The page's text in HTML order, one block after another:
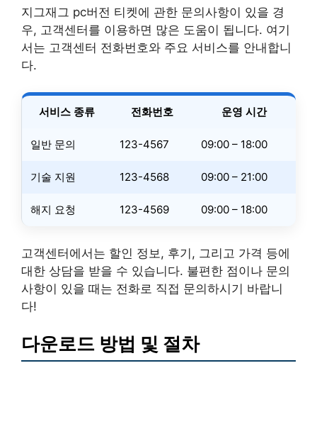
지그재그 pc버전 티켓에 관한 문의사항이 있을 경
우, 고객센터를 이용하면 많은 도움이 됩니다. 여기
서는 고객센터 전화번호와 주요 서비스를 안내합니
다.
서비스 종류 전화번호 운영 시간
일반 문의 123-4567 09:00 – 18:00
기술 지원 123-4568 09:00 – 21:00
해지 요청 123-4569 09:00 – 18:00
고객센터에서는 할인 정보, 후기, 그리고 가격 등에
대한 상담을 받을 수 있습니다. 불편한 점이나 문의
사항이 있을 때는 전화로 직접 문의하시기 바랍니
다!
다운로드 방법 및 절차